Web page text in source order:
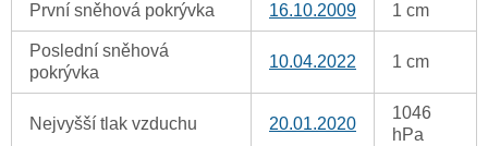
První sněhová pokrývka 16.10.2009 1 cm
Poslední sněhová
pokrývka
10.04.2022 1 cm
Nejvyšší tlak vzduchu 20.01.2020
1046
hPa